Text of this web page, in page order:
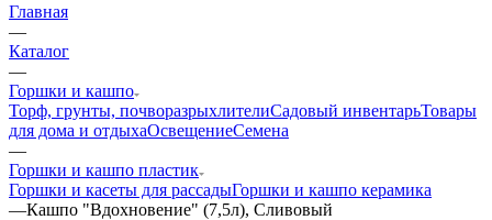
Главная
—
Каталог
—
Горшки и кашпо
Торф, грунты, почворазрыхлителиСадовый инвентарьТовары
для дома и отдыхаОсвещениеСемена
—
Горшки и кашпо пластик
Горшки и касеты для рассадыГоршки и кашпо керамика
—Кашпо "Вдохновение" (7,5л), Сливовый